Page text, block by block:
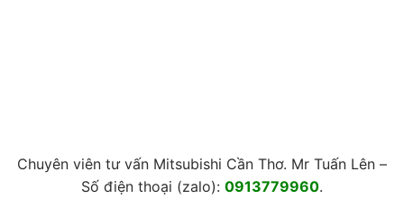
Chuyên viên tư vấn Mitsubishi Cần Thơ. Mr Tuấn Lên –
Số điện thoại (zalo): 0913779960.